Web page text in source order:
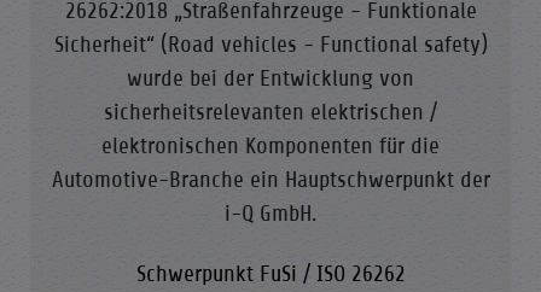
26262:2018 „Straßenfahrzeuge - Funktionale
Sicherheit“ (Road vehicles - Functional safety)
wurde bei der Entwicklung von
sicherheitsrelevanten elektrischen /
elektronischen Komponenten für die
Automotive-Branche ein Hauptschwerpunkt der
i-Q GmbH.
Schwerpunkt FuSi / ISO 26262